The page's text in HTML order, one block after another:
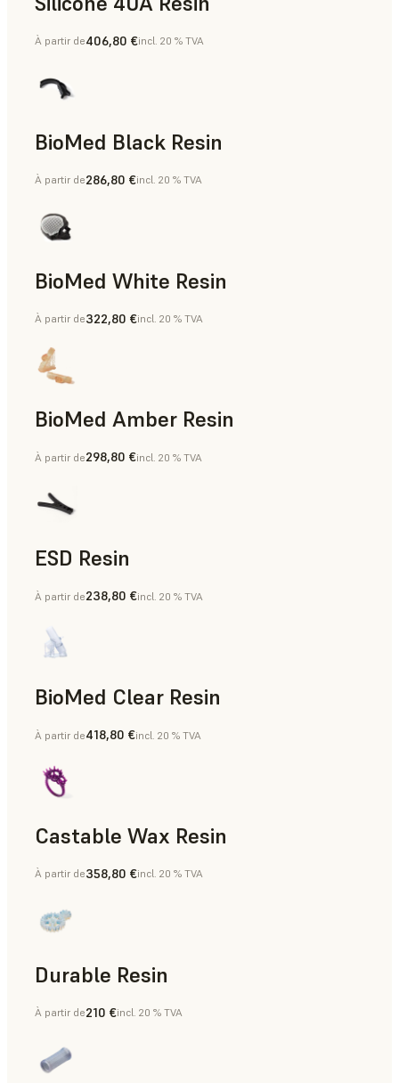
Aides à la fabrication, Pièces finales, Prototypage rapide
À partir de406,80 €incl. 20 % TVA
BioMed Black Resin
À partir de286,80 €incl. 20 % TVA
BioMed White Resin
À partir de322,80 €incl. 20 % TVA
BioMed Amber Resin
À partir de298,80 €incl. 20 % TVA
ESD Resin
Prototypage rapide
À partir de238,80 €incl. 20 % TVA
BioMed Clear Resin
À partir de418,80 €incl. 20 % TVA
Castable Wax Resin
Outillage rapide, Moulage à la cire perdue, Moules pour les
À partir de358,80 €incl. 20 % TVA
Durable Resin
Aides à la fabrication, Prototypage rapide
À partir de210 €incl. 20 % TVA